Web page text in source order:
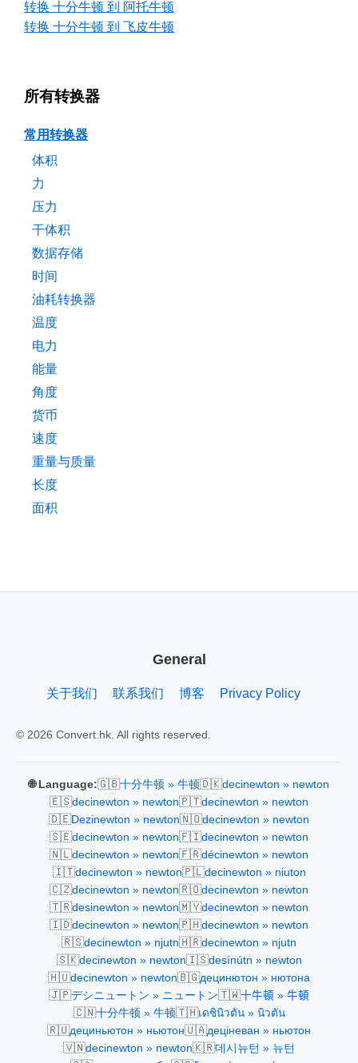
转换 十分牛顿 到 阿托牛顿
转换 十分牛顿 到 飞皮牛顿
所有转换器
常用转换器
体积
力
压力
干体积
数据存储
时间
油耗转换器
温度
电力
能量
角度
货币
速度
重量与质量
长度
面积
General
关于我们 联系我们 博客 Privacy Policy
© 2026 Convert.hk. All rights reserved.
🌐 Language:🇬🇧十分牛顿 » 牛顿🇩🇰decinewton » newton
🇪🇸decinewton » newton🇵🇹decinewton » newton
🇩🇪Dezinewton » newton🇳🇴decinewton » newton
🇸🇪decinewton » newton🇫🇮decinewton » newton
🇳🇱decinewton » newton🇫🇷décinewton » newton
🇮🇹decinewton » newton🇵🇱decinewton » niuton
🇨🇿decinewton » newton🇷🇴decinewton » newton
🇹🇷desinewton » newton🇲🇾decinewton » newton
🇮🇩decinewton » newton🇵🇭decinewton » newton
🇷🇸decinewton » njutn🇭🇷decinewton » njutn
🇸🇰decinewton » newton🇮🇸desínútn » newton
🇭🇺decinewton » newton🇧🇬децинютон » нютона
🇯🇵デシニュートン » ニュートン🇹🇼十牛頓 » 牛頓
🇨🇳十分牛顿 » 牛顿🇹🇭เดซินิวตัน » นิวตัน
🇷🇺дециньютон » ньютон🇺🇦деціневан » ньютон
🇻🇳decinewton » newton🇰🇷데시뉴턴 » 뉴턴